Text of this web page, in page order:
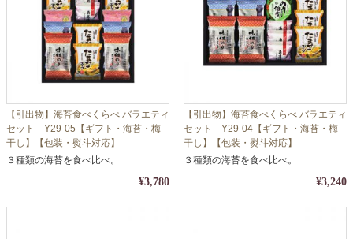
【引出物】海苔食べくらべ バラエティ
セット Y29-05【ギフト・海苔・梅
干し】【包装・熨斗対応】
３種類の海苔を食べ比べ。
¥3,780
【引出物】海苔食べくらべ バラエティ
セット Y29-04【ギフト・海苔・梅
干し】【包装・熨斗対応】
３種類の海苔を食べ比べ。
¥3,240